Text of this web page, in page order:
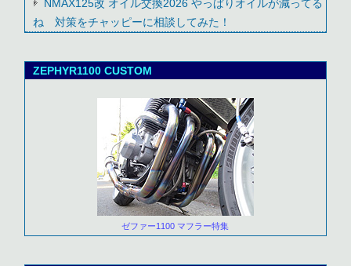
NMAX125改 オイル交換2026 やっぱりオイルが減ってる
ね 対策をチャッピーに相談してみた！
ZEPHYR1100 CUSTOM
ゼファー1100 マフラー特集